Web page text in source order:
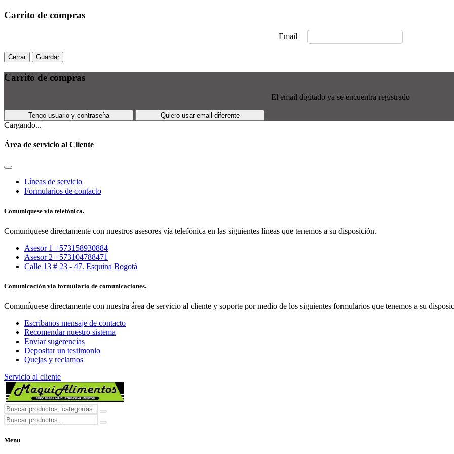
Carrito de compras
Email
Cerrar Guardar
Carrito de compras
El email digitado ya se encuentra registrado
Tengo usuario y contraseña Quiero usar email diferente
Cargando...
Área de servicio al Cliente
Líneas de servicio
Formularios de contacto
Comuniquese vía telefónica.
Comuniquese directamente con nuestros asesores vía telefónica en las siguientes líneas que tenemos a su disposición.
Asesor 1 +573158930884
Asesor 2 +573104788471
Calle 13 # 23 - 47. Esquina Bogotá
Comunicación vía formulario de comunicaciones.
Comuníquese directamente con nuestra área de servicio al cliente y soporte por medio de los siguientes formularios que tenemos a su
Escríbanos mensaje de contacto
Recomendar nuestro sistema
Enviar sugerencias
Depositar un testimonio
Quejas y reclamos
Servicio al cliente
Menu